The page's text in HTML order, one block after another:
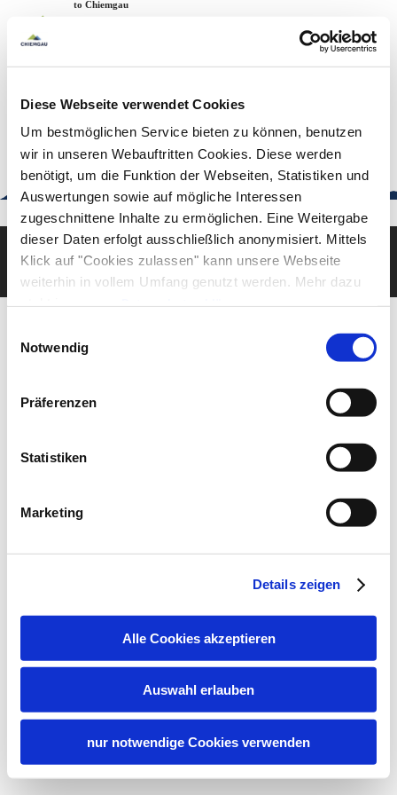
Diese Webseite verwendet Cookies
Um bestmöglichen Service bieten zu können, benutzen
wir in unseren Webauftritten Cookies. Diese werden
benötigt, um die Funktion der Webseiten, Statistiken und
Auswertungen sowie auf mögliche Interessen
zugeschnittene Inhalte zu ermöglichen. Eine Weitergabe
dieser Daten erfolgt ausschließlich anonymisiert. Mittels
Klick auf "Cookies zulassen" kann unsere Webseite
weiterhin in vollem Umfang genutzt werden. Mehr dazu
steht in unserer Datenschutzerklärung.
gelistet.
Notwendig
Präferenzen
Statistiken
Marketing
Details zeigen
Alle Cookies akzeptieren
Auswahl erlauben
nur notwendige Cookies verwenden
Back to the home page
Welcome to Chiemgau
urlaub@chiemgau.bayern
+49 (861) 988 231-20
Good to know
Deutsch English